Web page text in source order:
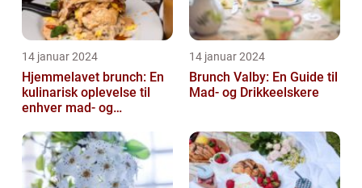
14 januar 2024
Hjemmelavet brunch: En
kulinarisk oplevelse til
enhver mad- og
14 januar 2024
Brunch Valby: En Guide til
Mad- og Drikkeelskere